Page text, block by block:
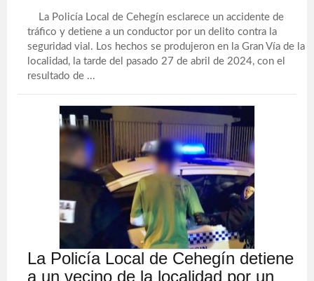
La Policía Local de Cehegín esclarece un accidente de
tráfico y detiene a un conductor por un delito contra la
seguridad vial. Los hechos se produjeron en la Gran Vía de la
localidad, la tarde del pasado 27 de abril de 2024, con el
resultado de ...
La Policía Local de Cehegín detiene
a un vecino de la localidad por un